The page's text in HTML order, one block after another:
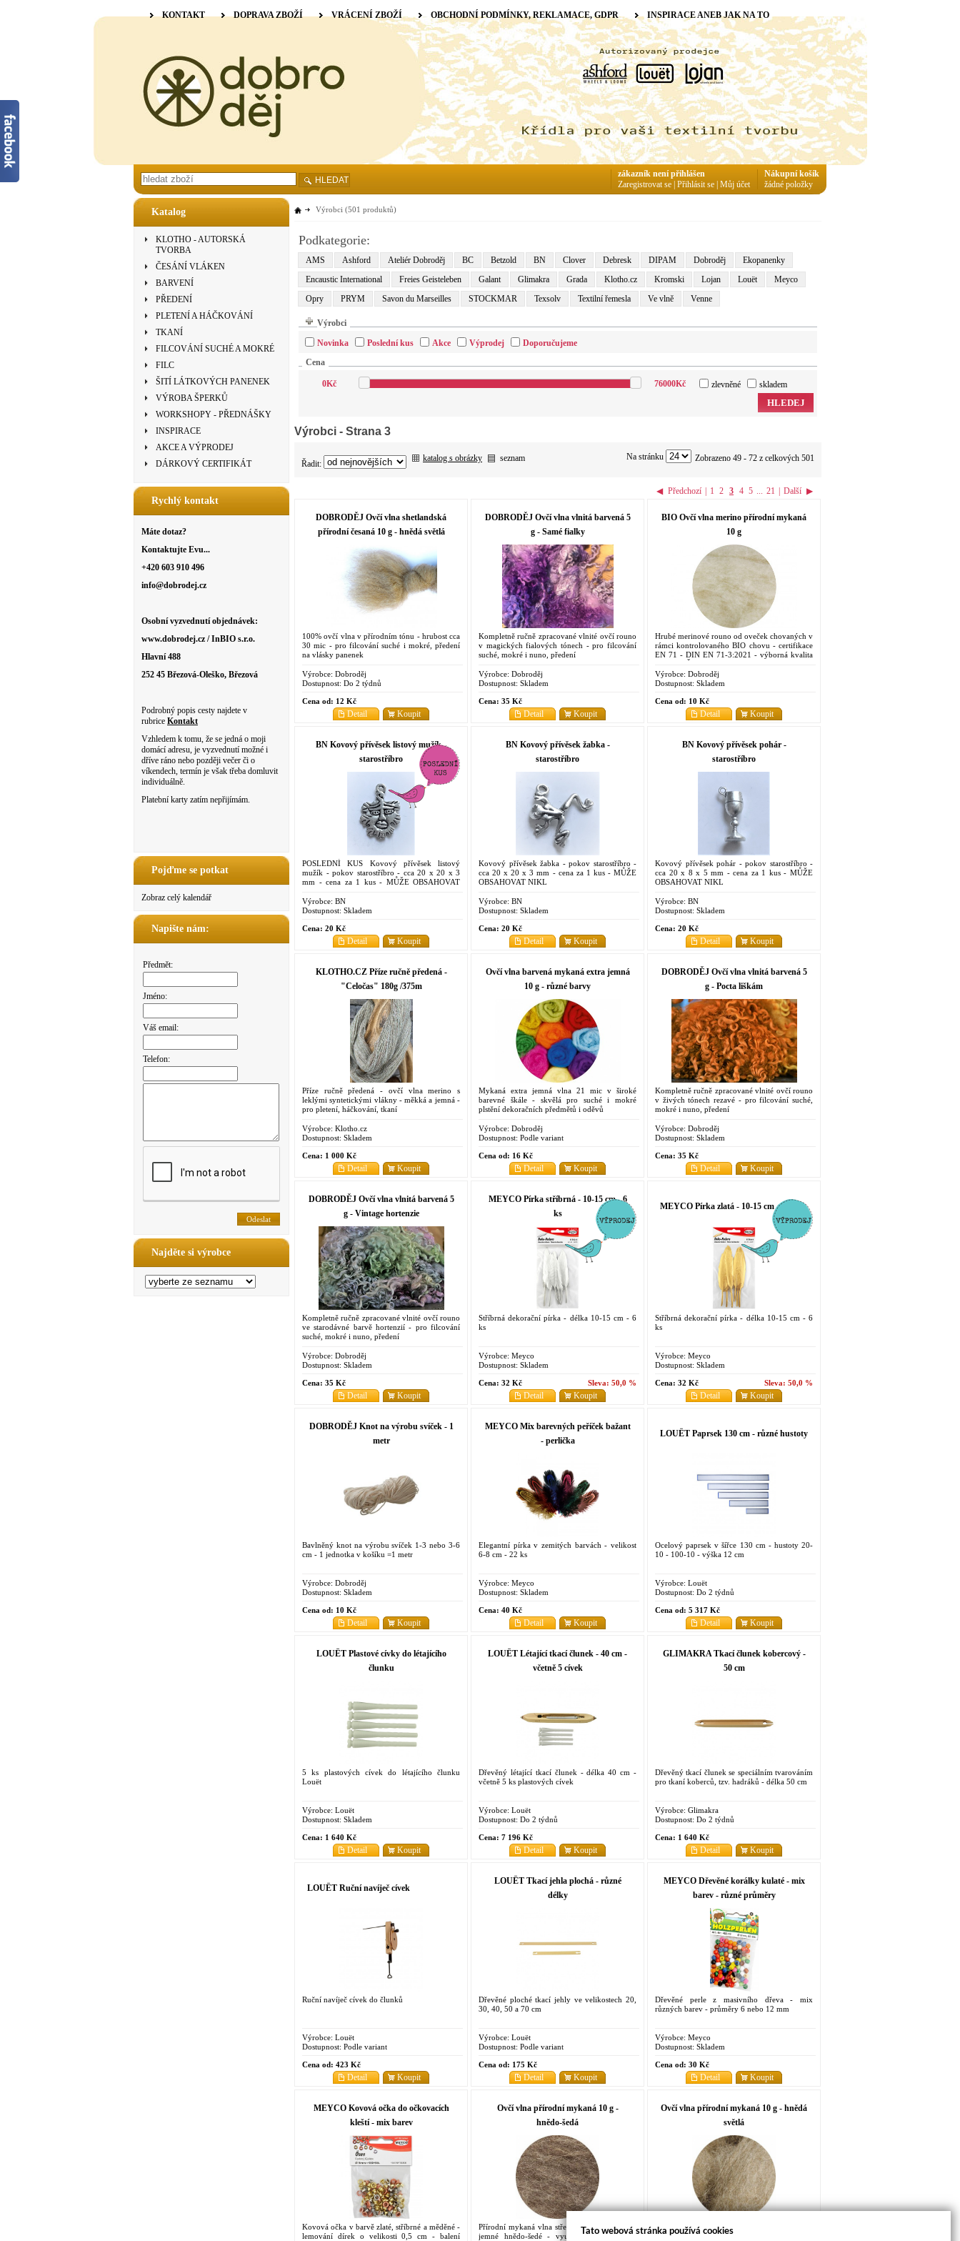
Katalog
KLOTHO - AUTORSKÁ
TVORBA
ČESÁNÍ VLÁKEN
BARVENÍ
PŘEDENÍ
PLETENÍ A HÁČKOVÁNÍ
TKANÍ
FILCOVÁNÍ SUCHÉ A MOKRÉ
FILC
ŠITÍ LÁTKOVÝCH PANENEK
VÝROBA ŠPERKŮ
WORKSHOPY - PŘEDNÁŠKY
INSPIRACE
AKCE A VÝPRODEJ
DÁRKOVÝ CERTIFIKÁT
Rychlý kontakt
Máte dotaz?
Kontaktujte Evu...
+420 603 910 496
info@dobrodej.cz
Osobní vyzvednutí objednávek:
www.dobrodej.cz / InBIO s.r.o.
Hlavní 488
252 45 Březová-Oleško, Březová
Podrobný popis cesty najdete v
rubrice Kontakt
Vzhledem k tomu, že se jedná o moji
domácí adresu, je vyzvednutí možné i
dříve ráno nebo později večer či o
víkendech, termín je však třeba domluvit
individuálně.
Platební karty zatím nepřijímám.
Pojďme se potkat
Zobraz celý kalendář
Napište nám:
Předmět:
Jméno:
Váš email:
Telefon:
Najděte si výrobce
Výrobci (501 produktů)
Podkategorie:
AMS Ashford Ateliér Dobroděj BC Betzold BN Clover Debresk DIPAM Dobroděj
Ekopanenky
Encaustic International
Freies Geisteleben Galant Glimakra Grada Klotho.cz Kromski Lojan Louët
Meyco
Opry
PRYM Savon du Marseilles STOCKMAR Texsolv Textilní řemesla Ve vlně Venne
Výrobci
Novinka
Poslední kus Akce Výprodej
Doporučujeme
Cena
0Kč 76000Kč zlevněné skladem
HLEDEJ
Výrobci - Strana 3
Řadit:
katalog s obrázky seznam Zobrazeno 49 - 72 z celkových 501
Na stránku
◀ Předchozí | 1 2 3 4 5 21 | Další ▶
DOBRODĚJ Ovčí vlna shetlandská
přírodní česaná 10 g - hnědá světlá
100% ovčí vlna v přírodním tónu - hrubost cca
30 mic - pro filcování suché i mokré, předení
na vlásky panenek
Výrobce: Dobroděj
Dostupnost: Do 2 týdnů
Cena od: 12 Kč
Koupit
Detail
DOBRODĚJ Ovčí vlna vlnitá barvená 5
g - Samé fialky
Kompletně ručně zpracované vlnité ovčí rouno
v magických fialových tónech - pro filcování
suché, mokré i nuno, předení
Výrobce: Dobroděj
Dostupnost: Skladem
Cena: 35 Kč
Koupit
Detail
BIO Ovčí vlna merino přírodní mykaná
10 g
Hrubé merinové rouno od oveček chovaných v
rámci kontrolovaného BIO chovu - certifikace
EN 71 - DIN EN 71-3:2021 - výborná kvalita
filcování suché či mokré
Výrobce: Dobroděj
Dostupnost: Skladem
Cena od: 10 Kč
Koupit
Detail
BN Kovový přívěsek listový mužík -
starostříbro
POSLEDNÍ KUS Kovový přívěsek listový
mužík - pokov starostříbro - cca 20 x 20 x 3
mm - cena za 1 kus - MŮŽE OBSAHOVAT
Výrobce: BN
Dostupnost: Skladem
Cena: 20 Kč
Koupit
Detail
BN Kovový přívěsek žabka -
starostříbro
Kovový přívěsek žabka - pokov starostříbro -
cca 20 x 20 x 3 mm - cena za 1 kus - MŮŽE
OBSAHOVAT NIKL
Výrobce: BN
Dostupnost: Skladem
Cena: 20 Kč
Koupit
Detail
BN Kovový přívěsek pohár -
starostříbro
Kovový přívěsek pohár - pokov starostříbro -
cca 20 x 8 x 5 mm - cena za 1 kus - MŮŽE
OBSAHOVAT NIKL
Výrobce: BN
Dostupnost: Skladem
Cena: 20 Kč
Koupit
Detail
KLOTHO.CZ Příze ručně předená -
"Celočas" 180g /375m
Příze ručně předená - ovčí vlna merino s
leklými syntetickými vlákny - měkká a jemná -
pro pletení, háčkování, tkaní
Výrobce: Klotho.cz
Dostupnost: Skladem
Cena: 1 000 Kč
Koupit
Detail
Ovčí vlna barvená mykaná extra jemná
10 g - různé barvy
Mykaná extra jemná vlna 21 mic v široké
barevné škále - skvělá pro suché i mokré
plstění dekoračních předmětů i oděvů
Výrobce: Dobroděj
Dostupnost: Podle variant
Cena od: 16 Kč
Koupit
Detail
DOBRODĚJ Ovčí vlna vlnitá barvená 5
g - Pocta liškám
Kompletně ručně zpracované vlnité ovčí rouno
v živých tónech rezavé - pro filcování suché,
mokré i nuno, předení
Výrobce: Dobroděj
Dostupnost: Skladem
Cena: 35 Kč
Koupit
Detail
DOBRODĚJ Ovčí vlna vlnitá barvená 5
g - Vintage hortenzie
Kompletně ručně zpracované vlnité ovčí rouno
ve starodávné barvě hortenzií - pro filcování
suché, mokré i nuno, předení
Výrobce: Dobroděj
Dostupnost: Skladem
Cena: 35 Kč
Koupit
Detail
MEYCO Pírka stříbrná - 10-15 cm - 6
ks
Stříbrná dekorační pírka - délka 10-15 cm - 6
ks
Výrobce: Meyco
Dostupnost: Skladem
Cena: 32 Kč Sleva: 50,0 %
Koupit
Detail
MEYCO Pírka zlatá - 10-15 cm - 6 ks
Stříbrná dekorační pírka - délka 10-15 cm - 6
ks
Výrobce: Meyco
Dostupnost: Skladem
Cena: 32 Kč Sleva: 50,0 %
Koupit
Detail
DOBRODĚJ Knot na výrobu svíček - 1
metr
Bavlněný knot na výrobu svíček 1-3 nebo 3-6
cm - 1 jednotka v košíku =1 metr
Výrobce: Dobroděj
Dostupnost: Skladem
Cena od: 10 Kč
Koupit
Detail
MEYCO Mix barevných peříček bažant
- perlička
Elegantní pírka v zemitých barvách - velikost
6-8 cm - 22 ks
Výrobce: Meyco
Dostupnost: Skladem
Cena: 40 Kč
Koupit
Detail
LOUËT Paprsek 130 cm - různé hustoty
Ocelový paprsek v šířce 130 cm - hustoty 20-
10 - 100-10 - výška 12 cm
Výrobce: Louët
Dostupnost: Do 2 týdnů
Cena od: 5 317 Kč
Koupit
Detail
LOUËT Plastové cívky do létajícího
člunku
5 ks plastových cívek do létajícího člunku
Louët
Výrobce: Louët
Dostupnost: Skladem
Cena: 1 640 Kč
Koupit
Detail
LOUËT Létající tkací člunek - 40 cm -
včetně 5 cívek
Dřevěný létající tkací člunek - délka 40 cm -
včetně 5 ks plastových cívek
Výrobce: Louët
Dostupnost: Do 2 týdnů
Cena: 7 196 Kč
Koupit
Detail
GLIMAKRA Tkací člunek kobercový -
50 cm
Dřevěný tkací člunek se speciálním tvarováním
pro tkaní koberců, tzv. hadráků - délka 50 cm
Výrobce: Glimakra
Dostupnost: Do 2 týdnů
Cena: 1 640 Kč
Koupit
Detail
LOUËT Ruční navíječ cívek
Ruční navíječ cívek do člunků
Výrobce: Louët
Dostupnost: Podle variant
Cena od: 423 Kč
Koupit
Detail
LOUËT Tkací jehla plochá - různé
délky
Dřevěné ploché tkací jehly ve velikostech 20,
30, 40, 50 a 70 cm
Výrobce: Louët
Dostupnost: Podle variant
Cena od: 175 Kč
Koupit
Detail
MEYCO Dřevěné korálky kulaté - mix
barev - různé průměry
Dřevěné perle z masivního dřeva - mix
různých barev - průměry 6 nebo 12 mm
Výrobce: Meyco
Dostupnost: Skladem
Cena od: 30 Kč
Koupit
Detail
MEYCO Kovová očka do očkovacích
kleští - mix barev
Kovová očka v barvě zlaté, stříbrné a měděné -
lemování dírek o velikosti 0,5 cm - balení
Ovčí vlna přírodní mykaná 10 g -
hnědo-šedá
Přírodní mykaná vlna střední jemnosti v barvě
jemné hnědo-šedé - využijete ji při tvorbě
Ovčí vlna přírodní mykaná 10 g - hnědá
světlá
Přírodní mykaná vlna střední jemnosti v barvě
světle hnědé - využijete ji při tvorbě
KONTAKT DOPRAVA ZBOŽÍ VRÁCENÍ ZBOŽÍ OBCHODNÍ PODMÍNKY, REKLAMACE, GDPR INSPIRACE ANEB JAK NA TO
HLEDAT
Nákupní košík
žádné položky
zákazník není přihlášen
Zaregistrovat se Přihlásit se Můj účet
Tato webová stránka používá cookies